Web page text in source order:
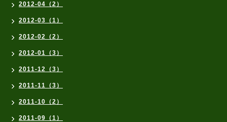
2012-04（2）
2012-03（1）
2012-02（2）
2012-01（3）
2011-12（3）
2011-11（3）
2011-10（2）
2011-09（1）